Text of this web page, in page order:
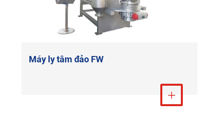
Máy ly tâm đảo FW
Xem thêm
